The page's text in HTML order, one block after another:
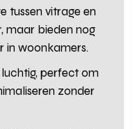
tussen vitrage en
maar bieden nog
in woonkamers.
perfect om
zonder